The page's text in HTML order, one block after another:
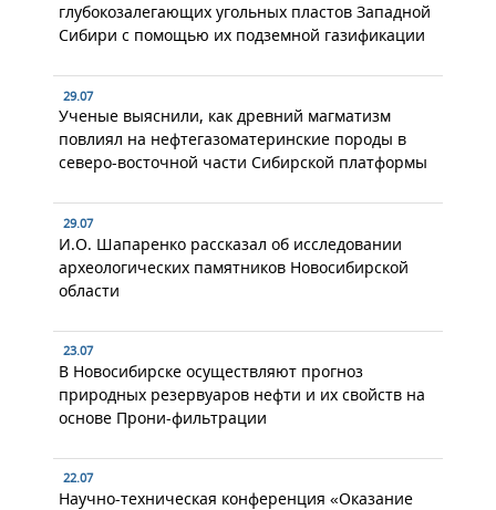
глубокозалегающих угольных пластов Западной
Сибири с помощью их подземной газификации
29.07
Ученые выяснили, как древний магматизм
повлиял на нефтегазоматеринские породы в
северо-восточной части Сибирской платформы
29.07
И.О. Шапаренко рассказал об исследовании
археологических памятников Новосибирской
области
23.07
В Новосибирске осуществляют прогноз
природных резервуаров нефти и их свойств на
основе Прони-фильтрации
22.07
Научно-техническая конференция «Оказание